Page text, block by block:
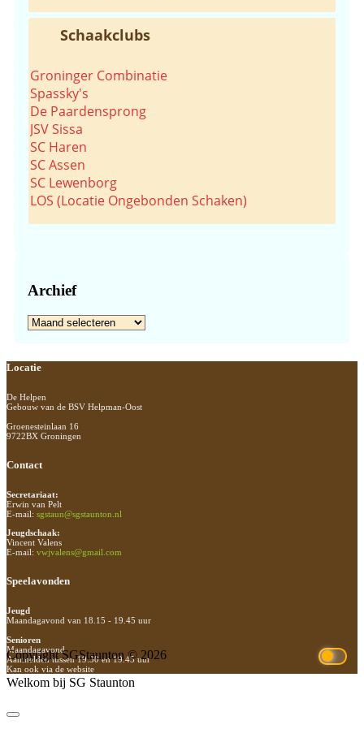
Schaakclubs
Groninger Combinatie
Spassky's
De Paardensprong
JSV Sissa
SC Haren
SC Assen
SC Lewenborg
LOS (Locatie Ongebonden Schaken)
Archief
Archief
Footer
Locatie
De Helpen
Gebouw van de BSV Helpman-Oost
Groenesteinlaan 16
9722BX Groningen
Contact
Secretariaat:
Erwin van Pelt
E-mail: sgstaun@sgstaunton.nl
Jeugdschaak:
Vincent Valens
E-mail: vwjvalens@gmail.com
Speelavonden
Jeugd
Maandagavond van 18.15 - 19.45 uur
Senioren
Maandagavond
Aanmelden tussen 19.30 en 19.45 uur
Kan ook via de website
Copyright SGStaunton © 2026
Welkom bij SG Staunton